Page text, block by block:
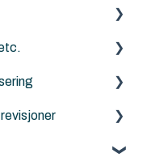
and .mod etc.)